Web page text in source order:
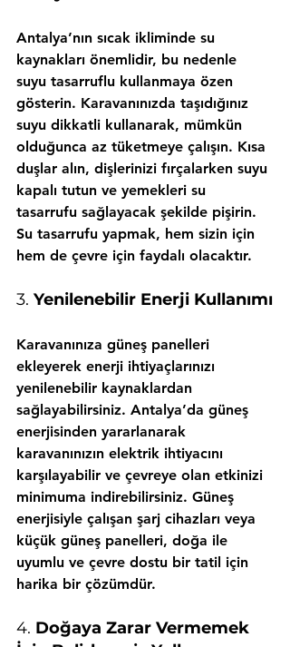
Antalya’nın sıcak ikliminde su
kaynakları önemlidir, bu nedenle
suyu tasarruflu kullanmaya özen
gösterin. Karavanınızda taşıdığınız
suyu dikkatli kullanarak, mümkün
olduğunca az tüketmeye çalışın. Kısa
duşlar alın, dişlerinizi fırçalarken suyu
kapalı tutun ve yemekleri su
tasarrufu sağlayacak şekilde pişirin.
Su tasarrufu yapmak, hem sizin için
hem de çevre için faydalı olacaktır.
3. Yenilenebilir Enerji Kullanımı
Karavanınıza güneş panelleri
ekleyerek enerji ihtiyaçlarınızı
yenilenebilir kaynaklardan
sağlayabilirsiniz. Antalya’da güneş
enerjisinden yararlanarak
karavanınızın elektrik ihtiyacını
karşılayabilir ve çevreye olan etkinizi
minimuma indirebilirsiniz. Güneş
enerjisiyle çalışan şarj cihazları veya
küçük güneş panelleri, doğa ile
uyumlu ve çevre dostu bir tatil için
harika bir çözümdür.
4. Doğaya Zarar Vermemek